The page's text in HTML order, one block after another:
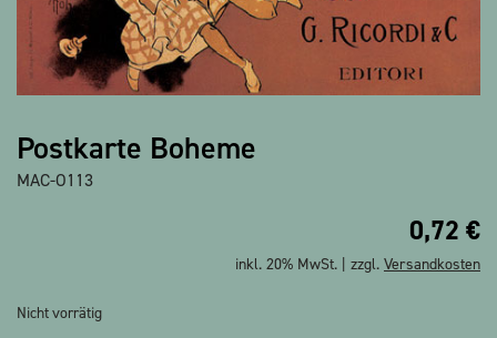
Postkarte Boheme
MAC-O113
0,72 €
inkl. 20% MwSt. | zzgl. Versandkosten
Nicht vorrätig